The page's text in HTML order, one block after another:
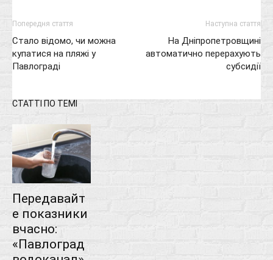
Попередня стаття
Стало відомо, чи можна
купатися на пляжі у
Павлограді
Наступна стаття
На Дніпропетровщині
автоматично перерахують
субсидії
СТАТТІ ПО ТЕМІ
Передавайт
е показники
вчасно:
«Павлоград